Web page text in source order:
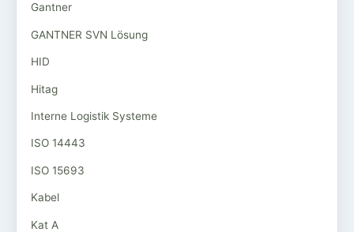
Gantner
GANTNER SVN Lösung
HID
Hitag
Interne Logistik Systeme
ISO 14443
ISO 15693
Kabel
Kat A